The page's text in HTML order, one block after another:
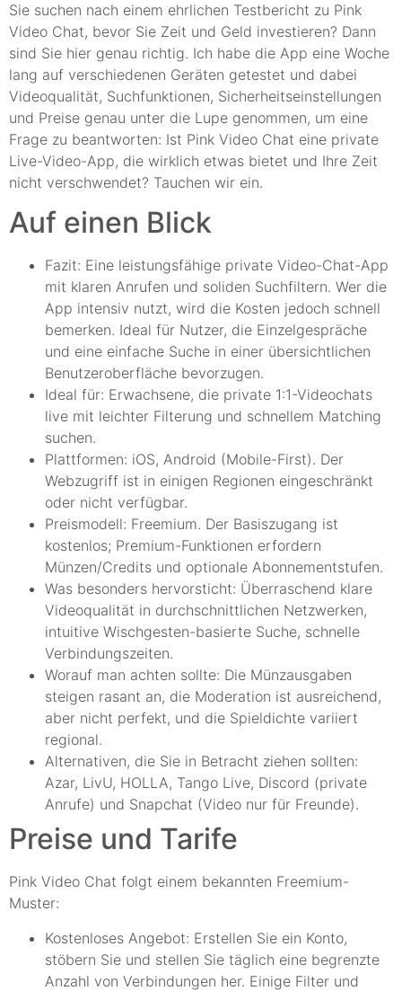
Sie suchen nach einem ehrlichen Testbericht zu Pink
Video Chat, bevor Sie Zeit und Geld investieren? Dann
sind Sie hier genau richtig. Ich habe die App eine Woche
lang auf verschiedenen Geräten getestet und dabei
Videoqualität, Suchfunktionen, Sicherheitseinstellungen
und Preise genau unter die Lupe genommen, um eine
Frage zu beantworten: Ist Pink Video Chat eine private
Live-Video-App, die wirklich etwas bietet und Ihre Zeit
nicht verschwendet? Tauchen wir ein.
Auf einen Blick
Fazit: Eine leistungsfähige private Video-Chat-App
mit klaren Anrufen und soliden Suchfiltern. Wer die
App intensiv nutzt, wird die Kosten jedoch schnell
bemerken. Ideal für Nutzer, die Einzelgespräche
und eine einfache Suche in einer übersichtlichen
Benutzeroberfläche bevorzugen.
Ideal für: Erwachsene, die private 1:1-Videochats
live mit leichter Filterung und schnellem Matching
suchen.
Plattformen: iOS, Android (Mobile-First). Der
Webzugriff ist in einigen Regionen eingeschränkt
oder nicht verfügbar.
Preismodell: Freemium. Der Basiszugang ist
kostenlos; Premium-Funktionen erfordern
Münzen/Credits und optionale Abonnementstufen.
Was besonders hervorsticht: Überraschend klare
Videoqualität in durchschnittlichen Netzwerken,
intuitive Wischgesten-basierte Suche, schnelle
Verbindungszeiten.
Worauf man achten sollte: Die Münzausgaben
steigen rasant an, die Moderation ist ausreichend,
aber nicht perfekt, und die Spieldichte variiert
regional.
Alternativen, die Sie in Betracht ziehen sollten:
Azar, LivU, HOLLA, Tango Live, Discord (private
Anrufe) und Snapchat (Video nur für Freunde).
Preise und Tarife
Pink Video Chat folgt einem bekannten Freemium-
Muster:
Kostenloses Angebot: Erstellen Sie ein Konto,
stöbern Sie und stellen Sie täglich eine begrenzte
Anzahl von Verbindungen her. Einige Filter und